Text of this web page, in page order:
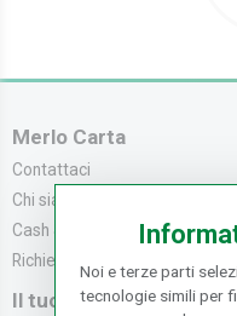
Merlo Carta
Contattaci
Chi siamo
Cash & Carry
Richiedi catalogo
Il tuo Account
Noi e terze parti
tecnologie simili per